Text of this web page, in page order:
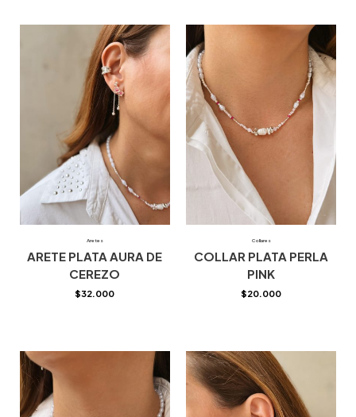
Aretes
ARETE PLATA AURA DE
CEREZO
$32.000
Collares
COLLAR PLATA PERLA
PINK
$20.000